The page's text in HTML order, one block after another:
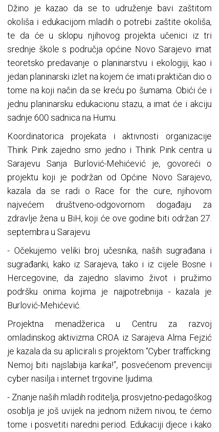
Džino je kazao da se to udruženje bavi zaštitom
okoliša i edukacijom mladih o potrebi zaštite okoliša,
te da će u sklopu njihovog projekta učenici iz tri
srednje škole s područja općine Novo Sarajevo imat
teoretsko predavanje o planinarstvu i ekologiji, kao i
jedan planinarski izlet na kojem će imati praktičan dio o
tome na koji način da se kreću po šumama. Obići će i
jednu planinarsku edukacionu stazu, a imat će i akciju
sadnje 600 sadnica na Humu.
Koordinatorica projekata i aktivnosti organizacije
Think Pink zajedno smo jedno i Think Pink centra u
Sarajevu Sanja Burlović-Mehićević je, govoreći o
projektu koji je podržan od Općine Novo Sarajevo,
kazala da se radi o Race for the cure, njihovom
najvećem društveno-odgovornom događaju za
zdravlje žena u BiH, koji će ove godine biti održan 27.
septembra u Sarajevu.
- Očekujemo veliki broj učesnika, naših sugrađana i
sugrađanki, kako iz Sarajeva, tako i iz cijele Bosne i
Hercegovine, da zajedno slavimo život i pružimo
podršku onima kojima je najpotrebnija - kazala je
Burlović-Mehićević.
Projektna menadžerica u Centru za razvoj
omladinskog aktivizma CROA iz Sarajeva Alma Fejzić
je kazala da su aplicirali s projektom “Cyber trafficking:
Nemoj biti najslabija karika!”, posvećenom prevenciji
cyber nasilja i internet trgovine ljudima.
- Znanje naših mladih roditelja, prosvjetno-pedagoškog
osoblja je još uvijek na jednom nižem nivou, te ćemo
tome i posvetiti naredni period. Edukaciji djece i kako